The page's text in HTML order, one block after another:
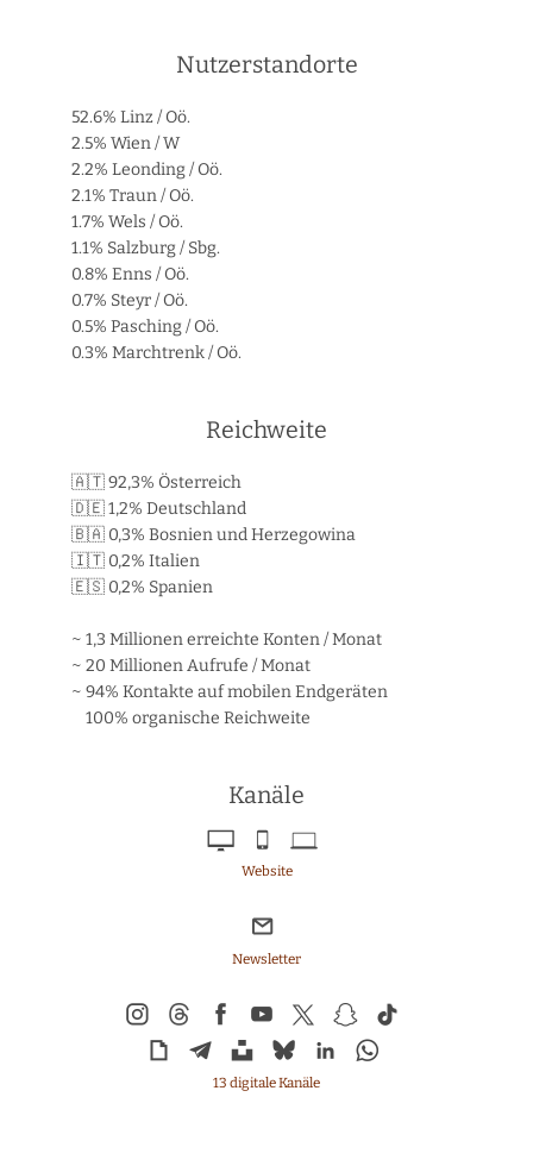
Nutzerstandorte
52.6% Linz / Oö.
2.5% Wien / W
2.2% Leonding / Oö.
2.1% Traun / Oö.
1.7% Wels / Oö.
1.1% Salzburg / Sbg.
0.8% Enns / Oö.
0.7% Steyr / Oö.
0.5% Pasching / Oö.
0.3% Marchtrenk / Oö.
Reichweite
🇦🇹 92,3% Österreich
🇩🇪 1,2% Deutschland
🇧🇦 0,3% Bosnien und Herzegowina
🇮🇹 0,2% Italien
🇪🇸 0,2% Spanien
~ 1,3 Millionen erreichte Konten / Monat
~ 20 Millionen Aufrufe / Monat
~ 94% Kontakte auf mobilen Endgeräten
100% organische Reichweite
Kanäle
Website
Newsletter
13 digitale Kanäle